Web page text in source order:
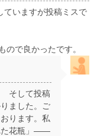
ていますが投稿ミスで
ので良かったです。
そして投稿
ました。ご
ります。私
た花瓶」——